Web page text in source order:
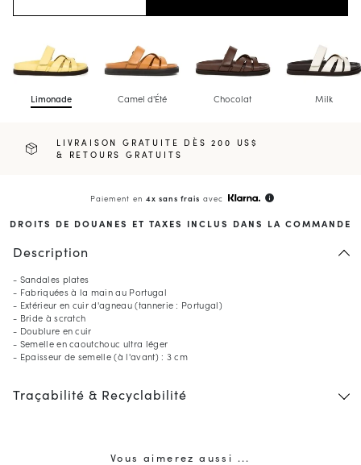
Limonade Camel d'Été Chocolat Milk
LIVRAISON GRATUITE DÈS 200 US$
& RETOURS GRATUITS
Paiement en 4x sans frais avec info
DROITS DE DOUANES ET TAXES INCLUS DANS LA COMMANDE
Description
- Sandales plates
- Fabriquées à la main au Portugal
- Extérieur en cuir d'agneau (tannerie : Portugal)
- Bride à scratch
- Doublure en cuir
- Semelle en caoutchouc ultra léger
- Epaisseur de semelle (à l'avant) : 3 cm
Traçabilité & Recyclabilité
Vous aimerez aussi ...
sur votre première commande
Unis).